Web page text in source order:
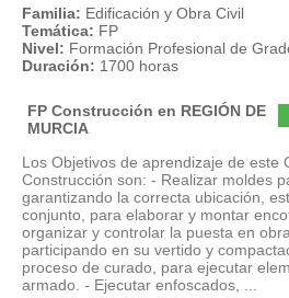
Familia: Edificación y Obra Civil
Temática: FP
Nivel: Formación Profesional de
Duración: 1700 horas
FP Construcción en REGIÓN DE
MURCIA
Los Objetivos de aprendizaje de este
Construcción son: - Realizar moldes
garantizando la correcta ubicación,
conjunto, para elaborar y montar
organizar y controlar la puesta en
participando en su vertido y
proceso de curado, para ejecutar
armado. - Ejecutar enfoscados, ...